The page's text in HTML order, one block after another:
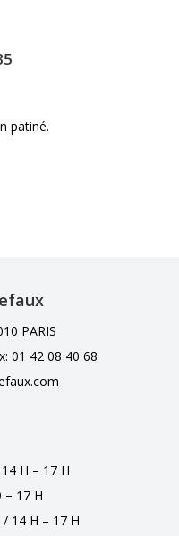
patiné.
PARIS
01 42 08 40 68
H – 17 H
– 17 H
14 H – 17 H